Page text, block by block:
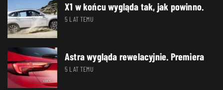
X1 w końcu wygląda tak, jak powinno.
5 LAT TEMU
Astra wygląda rewelacyjnie. Premiera
5 LAT TEMU